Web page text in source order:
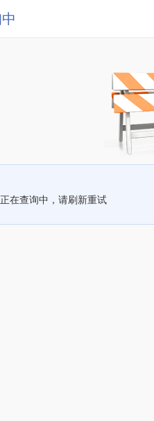
正在查询中，请刷新重试